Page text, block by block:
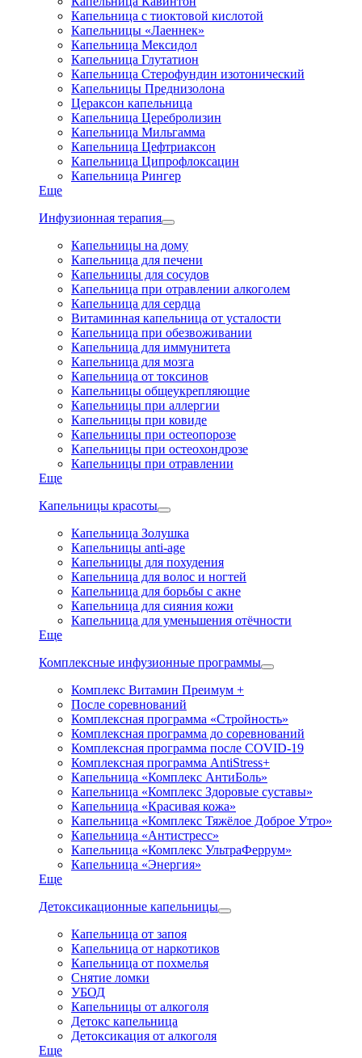
Капельница с тиоктовой кислотой
Капельницы «Лаеннек»
Капельница Мексидол
Капельница Глутатион
Капельница Стерофундин изотонический
Капельницы Преднизолона
Цераксон капельница
Капельница Церебролизин
Капельница Мильгамма
Капельница Цефтриаксон
Капельница Ципрофлоксацин
Капельница Рингер
Еще
Инфузионная терапия
Капельницы на дому
Капельница для печени
Капельницы для сосудов
Капельница при отравлении алкоголем
Капельница для сердца
Витаминная капельница от усталости
Капельница при обезвоживании
Капельница для иммунитета
Капельница для мозга
Капельница от токсинов
Капельницы общеукрепляющие
Капельницы при аллергии
Капельницы при ковиде
Капельницы при остеопорозе
Капельницы при остеохондрозе
Капельницы при отравлении
Еще
Капельницы красоты
Капельница Золушка
Капельницы anti-age
Капельницы для похудения
Капельница для волос и ногтей
Капельница для борьбы с акне
Капельница для сияния кожи
Капельница для уменьшения отёчности
Еще
Комплексные инфузионные программы
Комплекс Витамин Преимум +
После соревнований
Комплексная программа «Стройность»
Комплексная программа до соревнований
Комплексная программа после COVID-19
Комплексная программа AntiStress+
Капельница «Комплекс АнтиБоль»
Капельница «Комплекс Здоровые суставы»
Капельница «Красивая кожа»
Капельница «Комплекс Тяжёлое Доброе Утро»
Капельница «Антистресс»
Капельница «Комплекс УльтраФеррум»
Капельница «Энергия»
Еще
Детоксикационные капельницы
Капельница от запоя
Капельница от наркотиков
Капельница от похмелья
Снятие ломки
УБОД
Капельницы от алкоголя
Детокс капельница
Детоксикация от алкоголя
Еще